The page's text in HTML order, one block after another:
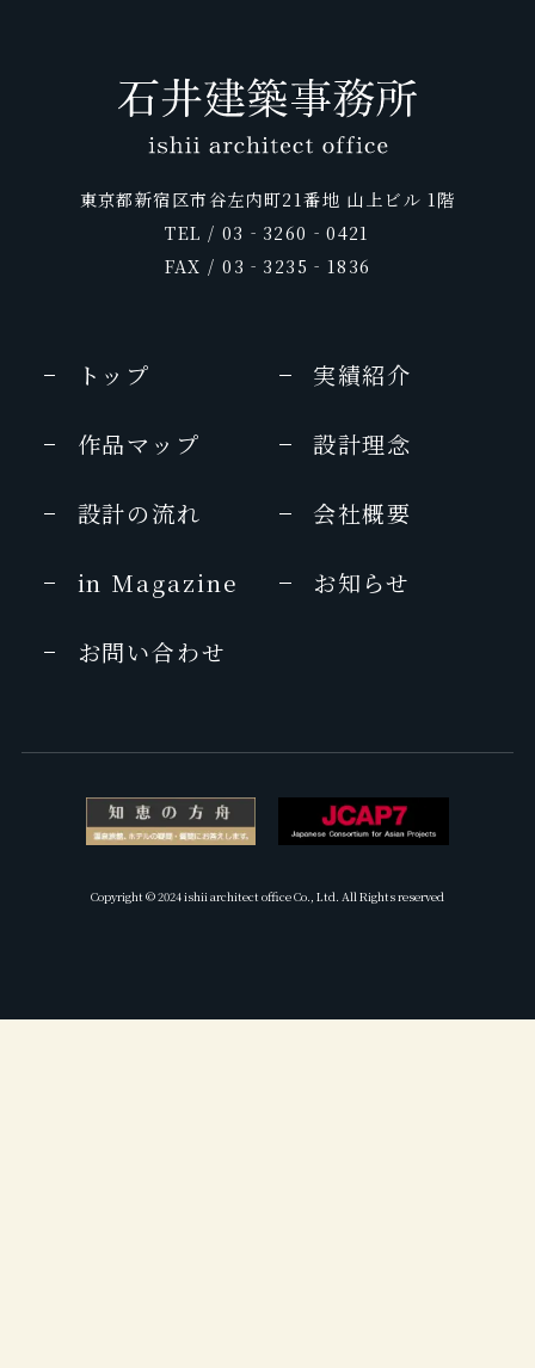
東京都新宿区市谷左内町21番地 山上ビル 1階
TEL / 03‐3260‐0421
FAX / 03‐3235‐1836
トップ 実績紹介
作品マップ 設計理念
設計の流れ 会社概要
in Magazine お知らせ
お問い合わせ
Copyright © 2024 ishii architect office Co., Ltd. All Rights reserved